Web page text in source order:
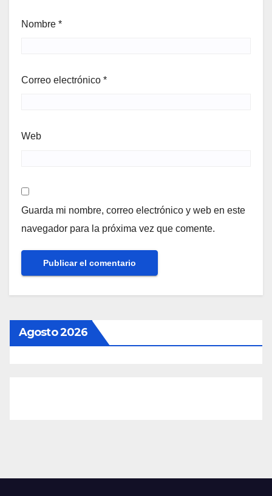
Nombre *
Correo electrónico *
Web
Guarda mi nombre, correo electrónico y web en este
navegador para la próxima vez que comente.
Agosto 2026